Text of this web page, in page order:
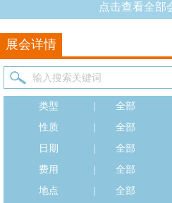
点击查看全部
展会详情
类型
全部
性质
全部
日期
全部
费用
全部
地点
全部